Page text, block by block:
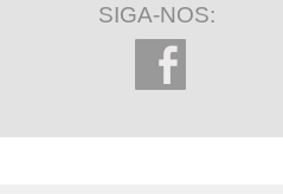
SIGA-NOS: